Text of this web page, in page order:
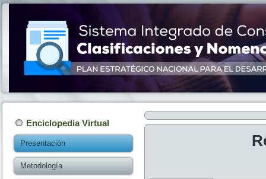
Enciclopedia Virtual
Presentación
Metodología